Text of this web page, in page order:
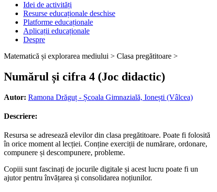
Idei de activități
Resurse educaționale deschise
Platforme educaționale
Aplicații educaționale
Despre
Matematică și explorarea mediului > Clasa pregătitoare >
Numărul și cifra 4 (Joc didactic)
Autor: Ramona Drăguț - Școala Gimnazială, Ionești (Vâlcea)
Descriere:
Resursa se adresează elevilor din clasa pregătitoare. Poate fi folosită
în orice moment al lecției. Conține exerciții de numărare, ordonare,
compunere și descompunere, probleme.
Copiii sunt fascinați de jocurile digitale și acest lucru poate fi un
ajutor pentru învățarea și consolidarea noțiunilor.